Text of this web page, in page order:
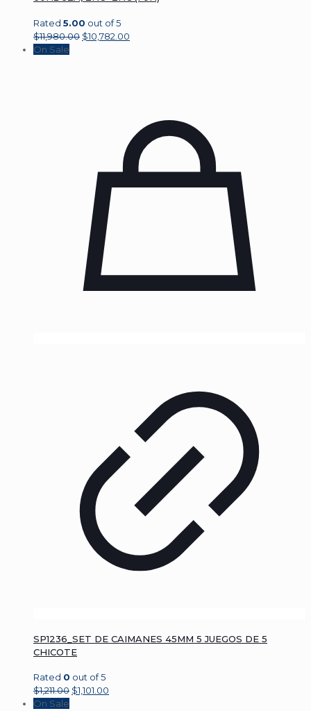
Rated 5.00 out of 5
$11,980.00 $10,782.00
On Sale
SP1236_SET DE CAIMANES 45MM 5 JUEGOS DE 5
CHICOTE
Rated 0 out of 5
$1,211.00 $1,101.00
On Sale